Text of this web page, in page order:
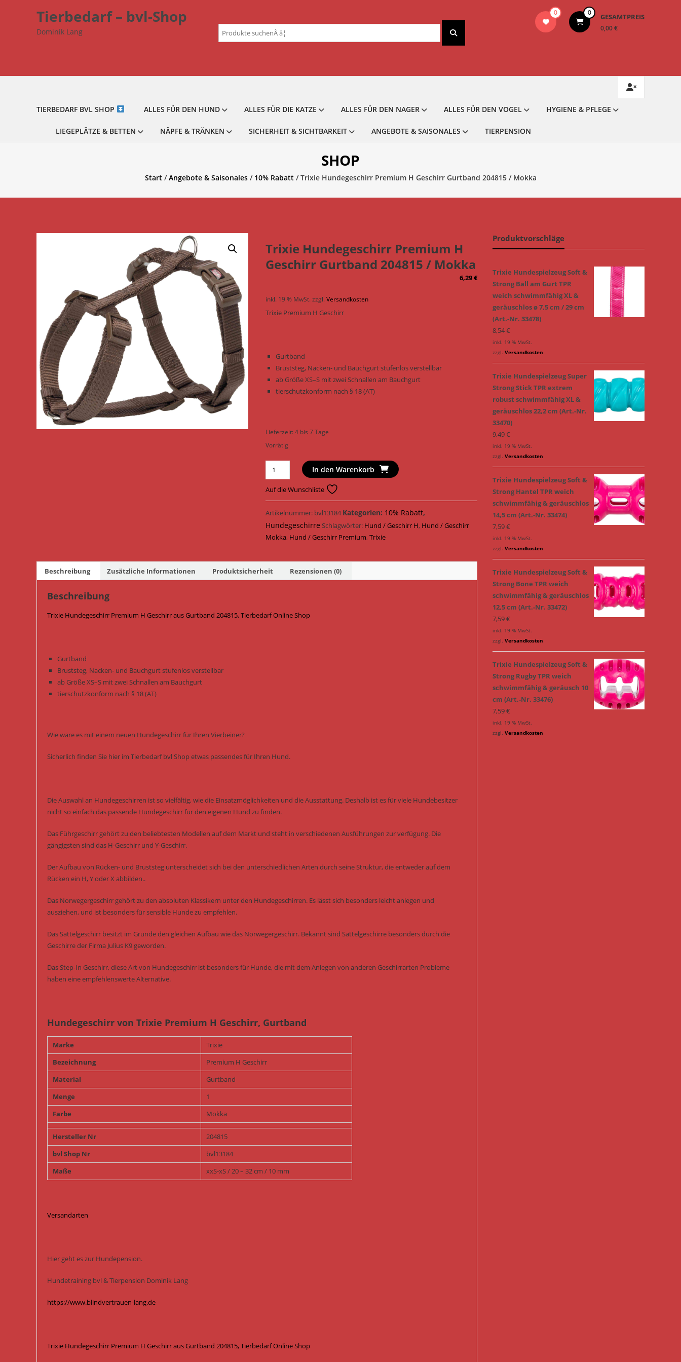
Tierbedarf – bvl-Shop
Dominik Lang
0 0 GESAMTPREIS
0,00 €
Suchen
nach:
TIERBEDARF BVL SHOP ALLES FÜR DEN HUND ALLES FÜR DIE KATZE ALLES FÜR DEN NAGER ALLES FÜR DEN VOGEL HYGIENE & PFLEGE
LIEGEPLÄTZE & BETTEN NÄPFE & TRÄNKEN SICHERHEIT & SICHTBARKEIT ANGEBOTE & SAISONALES TIERPENSION
SHOP
Start/Angebote & Saisonales/ 10% Rabatt/ Trixie Hundegeschirr Premium H Geschirr Gurtband 204815 / Mokka
Trixie Hundegeschirr Premium H
Geschirr Gurtband 204815 / Mokka
6,29€
inkl. 19 % MwSt. zzgl.Versandkosten
Trixie Premium H Geschirr
Gurtband
Bruststeg, Nacken- und Bauchgurt stufenlos verstellbar
ab Größe XS–S mit zwei Schnallen am Bauchgurt
tierschutzkonform nach § 18 (AT)
Lieferzeit:4 bis 7 Tage
Vorrätig
Trixie
Hundegeschirr
Premium
H
Geschirr
Gurtband
204815
Menge
In den Warenkorb
Auf die Wunschliste
Artikelnummer: bvl13184Kategorien: 10% Rabatt,
Hundegeschirre Schlagwörter: Hund / Geschirr H, Hund / Geschirr
Mokka, Hund / Geschirr Premium,Trixie
Beschreibung Zusätzliche Informationen Produktsicherheit Rezensionen (0)
Beschreibung
Trixie Hundegeschirr Premium H Geschirr aus Gurtband 204815, Tierbedarf Online Shop
Gurtband
Bruststeg, Nacken- und Bauchgurt stufenlos verstellbar
ab Größe XS–S mit zwei Schnallen am Bauchgurt
tierschutzkonform nach § 18 (AT)
Wie wäre es mit einem neuen Hundegeschirr für Ihren Vierbeiner?
Sicherlich finden Sie hier im Tierbedarf bvl Shop etwas passendes für Ihren Hund.
Die Auswahl an Hundegeschirren ist so vielfältig, wie die Einsatzmöglichkeiten und die Ausstattung. Deshalb ist es für viele Hundebesitzer
nicht so einfach das passende Hundegeschirr für den eigenen Hund zu finden.
Das Führgeschirr gehört zu den beliebtesten Modellen auf dem Markt und steht in verschiedenen Ausführungen zur verfügung. Die
gängigsten sind das H-Geschirr und Y-Geschirr.
Der Aufbau von Rücken- und Bruststeg unterscheidet sich bei den unterschiedlichen Arten durch seine Struktur, die entweder auf dem
Rücken ein H, Y oder X abbilden..
Das Norwegergeschirr gehört zu den absoluten Klassikern unter den Hundegeschirren. Es lässt sich besonders leicht anlegen und
ausziehen, und ist besonders für sensible Hunde zu empfehlen.
Das Sattelgeschirr besitzt im Grunde den gleichen Aufbau wie das Norwegergeschirr. Bekannt sind Sattelgeschirre besonders durch die
Geschirre der Firma Julius K9 geworden.
Das Step-In Geschirr, diese Art von Hundegeschirr ist besonders für Hunde, die mit dem Anlegen von anderen Geschirrarten Probleme
haben eine empfehlenswerte Alternative.
Hundegeschirr von Trixie Premium H Geschirr, Gurtband
Marke
Trixie
Bezeichnung
Premium H Geschirr
Material
Gurtband
Menge
1
Farbe
Mokka
Hersteller Nr
204815
bvl Shop Nr
bvl13184
Maße
xxS-xS / 20 – 32 cm / 10 mm
Versandarten
Hier geht es zur Hundepension.
Hundetraining bvl & Tierpension Dominik Lang
https://www.blindvertrauen-lang.de
Trixie Hundegeschirr Premium H Geschirr aus Gurtband 204815, Tierbedarf Online Shop
Produktvorschläge
Trixie Hundespielzeug Soft &
Strong Ball am Gurt TPR
weich schwimmfähig XL &
geräuschlos ø 7,5 cm / 29 cm
(Art.-Nr. 33478)
8,54€
inkl. 19 % MwSt.
zzgl. Versandkosten
Trixie Hundespielzeug Super
Strong Stick TPR extrem
robust schwimmfähig XL &
geräuschlos 22,2 cm (Art.-Nr.
33470)
9,49€
inkl. 19 % MwSt.
zzgl. Versandkosten
Trixie Hundespielzeug Soft &
Strong Hantel TPR weich
schwimmfähig & geräuschlos
14,5 cm (Art.-Nr. 33474)
7,59€
inkl. 19 % MwSt.
zzgl. Versandkosten
Trixie Hundespielzeug Soft &
Strong Bone TPR weich
schwimmfähig & geräuschlos
12,5 cm (Art.-Nr. 33472)
7,59€
inkl. 19 % MwSt.
zzgl. Versandkosten
Trixie Hundespielzeug Soft &
Strong Rugby TPR weich
schwimmfähig & geräusch 10
cm (Art.-Nr. 33476)
7,59€
inkl. 19 % MwSt.
zzgl. Versandkosten